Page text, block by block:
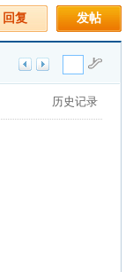
发帖
回复
历史记录